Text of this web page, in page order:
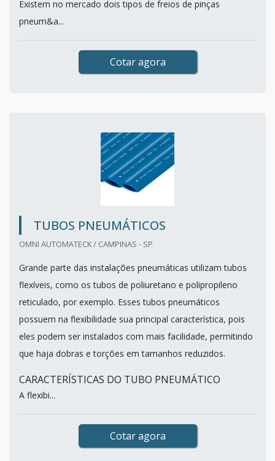
Existem no mercado dois tipos de freios de pinças
pneum&a...
Cotar agora
TUBOS PNEUMÁTICOS
OMNI AUTOMATECK / CAMPINAS - SP
Grande parte das instalações pneumáticas utilizam tubos
flexíveis, como os tubos de poliuretano e polipropileno
reticulado, por exemplo. Esses tubos pneumáticos
possuem na flexibilidade sua principal característica, pois
eles podem ser instalados com mais facilidade, permitindo
que haja dobras e torções em tamanhos reduzidos.
CARACTERÍSTICAS DO TUBO PNEUMÁTICO
A flexibi...
Cotar agora